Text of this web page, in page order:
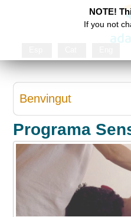
NOTE!
If you not
Benvingut
Programa